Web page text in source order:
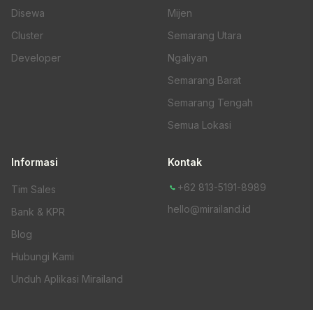
Disewa
Cluster
Developer
Mijen
Semarang Utara
Ngaliyan
Semarang Barat
Semarang Tengah
Semua Lokasi
Informasi
Tim Sales
Bank & KPR
Blog
Hubungi Kami
Unduh Aplikasi Mirailand
Kontak
+62 813-5191-8989
hello@mirailand.id